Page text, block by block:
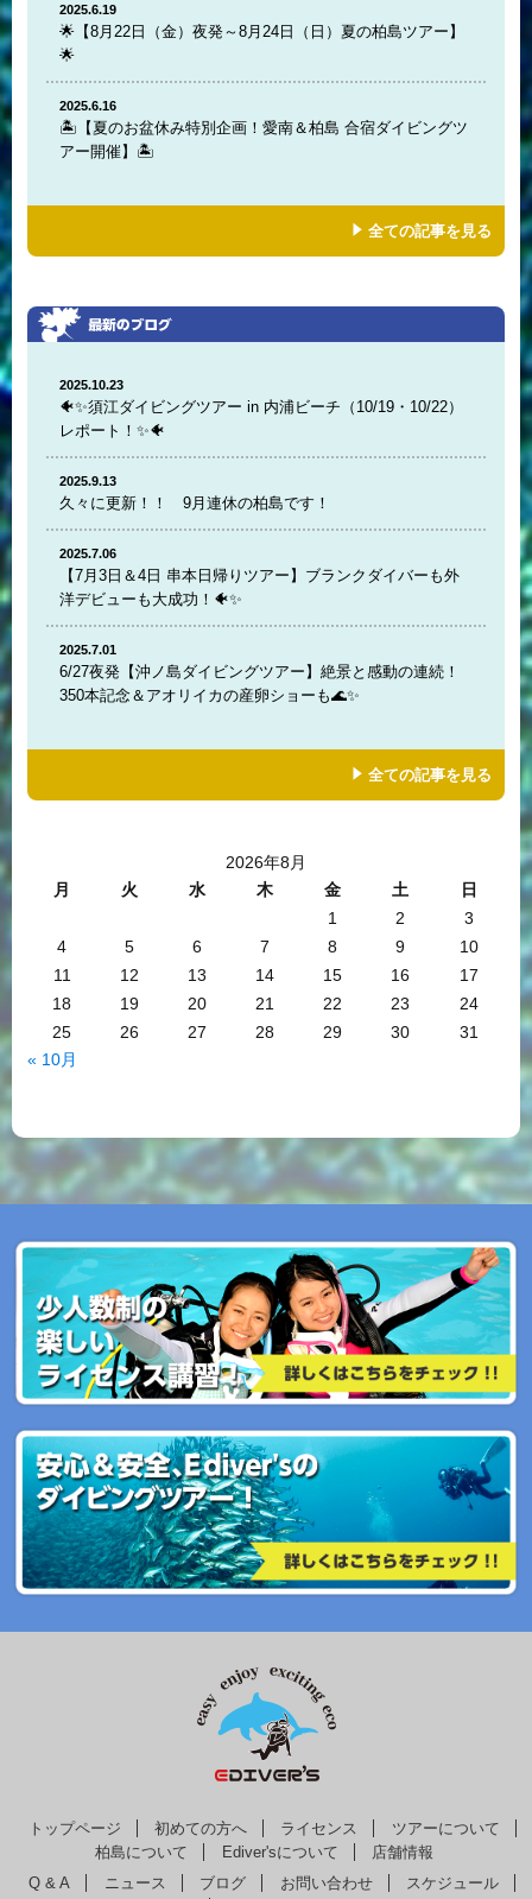
2025.6.19
🌟【8月22日（金）夜発～8月24日（日）夏の柏島ツアー】
🌟
2025.6.16
🏝️【夏のお盆休み特別企画！愛南＆柏島 合宿ダイビングツ
アー開催】🏝️
全ての記事を見る
2025.10.23
🐠✨須江ダイビングツアー in 内浦ビーチ（10/19・10/22）
レポート！✨🐠
2025.9.13
久々に更新！！ 9月連休の柏島です！
2025.7.06
【7月3日＆4日 串本日帰りツアー】ブランクダイバーも外
洋デビューも大成功！🐠✨
2025.7.01
6/27夜発【沖ノ島ダイビングツアー】絶景と感動の連続！
350本記念＆アオリイカの産卵ショーも🌊✨
全ての記事を見る
2026年8月
月
火 水 木 金 土
日
1
2
3
4
5 6 7 8 9
10
11
12 13 14 15 16
17
18
19 20 21 22 23
24
25
26 27 28 29 30
31
« 10月
トップページ 初めての方へ ライセンス
ツアーについて
柏島について
Ediver'sについて
店舗情報
Q & A
ニュース ブログ お問い合わせ
スケジュール